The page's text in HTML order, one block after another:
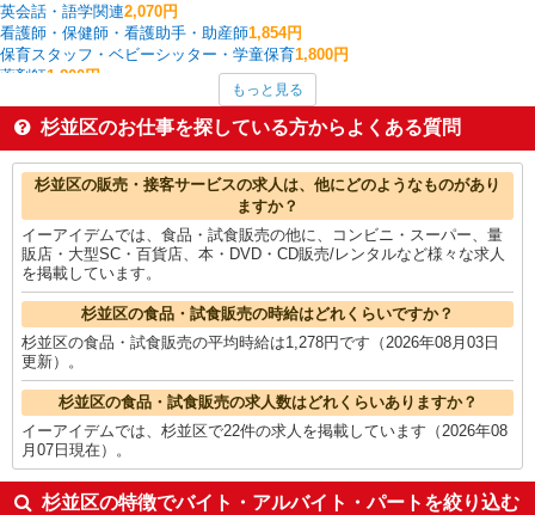
英会話・語学関連2,070円
看護師・保健師・看護助手・助産師1,854円
保育スタッフ・ベビーシッター・学童保育1,800円
薬剤師1,800円
家電・携帯販売1,679円
金融・貿易事務 1,673円
家事代行1,660円
杉並区の他の職種の平均時給を見る
もっと見る
杉並区のお仕事を探している方からよくある質問
杉並区の販売・接客サービスの求人は、他にどのようなものがあり
ますか？
イーアイデムでは、食品・試食販売の他に、コンビニ・スーパー、量
販店・大型SC・百貨店、本・DVD・CD販売/レンタルなど様々な求人
を掲載しています。
杉並区の食品・試食販売の時給はどれくらいですか？
杉並区の食品・試食販売の平均時給は1,278円です（2026年08月03日
更新）。
杉並区の食品・試食販売の求人数はどれくらいありますか？
イーアイデムでは、杉並区で22件の求人を掲載しています（2026年08
月07日現在）。
杉並区の特徴でバイト・アルバイト・パートを絞り込む